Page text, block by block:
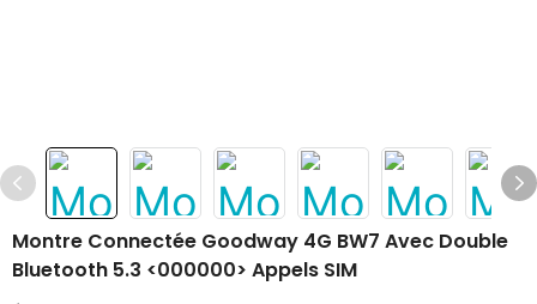
Montre Connectée Goodway 4G BW7 Avec Double
Bluetooth 5.3 <000000> Appels SIM